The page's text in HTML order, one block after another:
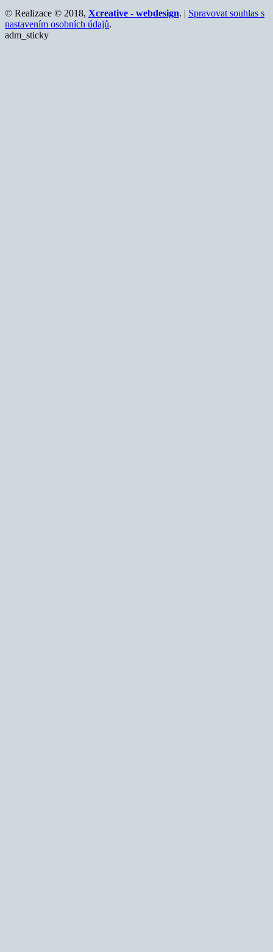
© Realizace © 2018, Xcreative - webdesign. | Spravovat souhlas s
nastavením osobních údajů.
adm_sticky